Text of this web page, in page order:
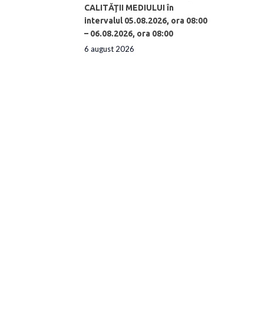
CALITĂŢII MEDIULUI în
intervalul 05.08.2026, ora 08:00
– 06.08.2026, ora 08:00
6 august 2026